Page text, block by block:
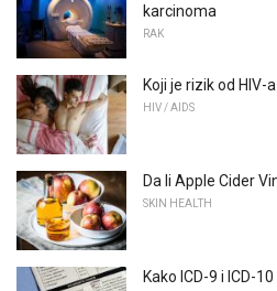
karcinoma
RAK
Koji je rizik od HIV-
HIV / AIDS
Da li Apple Cider
SKIN HEALTH
Kako ICD-9 i ICD-